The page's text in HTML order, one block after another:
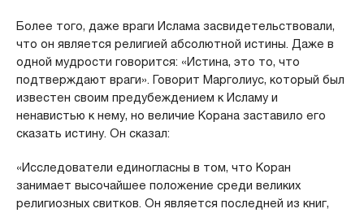
Более того, даже враги Ислама засвидетельствовали,
что он является религией абсолютной истины. Даже в
одной мудрости говорится: «Истина, это то, что
подтверждают враги». Говорит Марголиус, который был
известен своим предубеждением к Исламу и
ненавистью к нему, но величие Корана заставило его
сказать истину. Он сказал:
«Исследователи единогласны в том, что Коран
занимает высочайшее положение среди великих
религиозных свитков. Он является последней из книг,